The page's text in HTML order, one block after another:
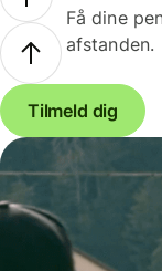
Få dine
afstanden.
Tilmeld dig